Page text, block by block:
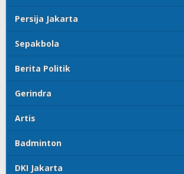
Persija Jakarta
Sepakbola
Berita Politik
Gerindra
Artis
Badminton
DKI Jakarta